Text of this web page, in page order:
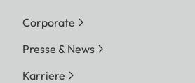
Corporate
Presse & News
Karriere